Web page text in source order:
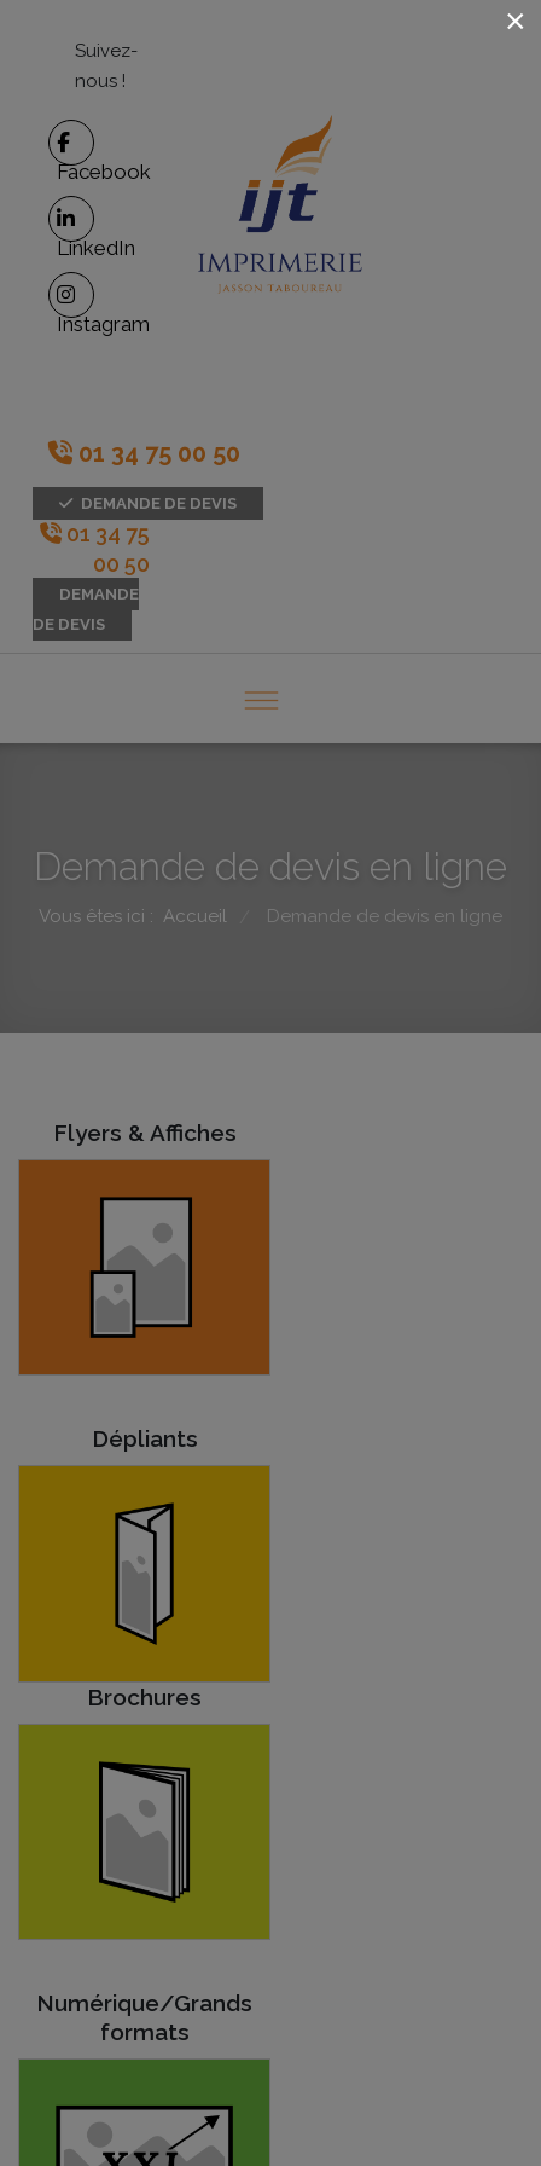
Suivez-
nous !
Facebook
LinkedIn
Instagram
01 34 75 00 50
DEMANDE DE DEVIS
01 34 75
00 50
DEMANDE
DE DEVIS
Demande de devis en ligne
Vous êtes ici : Accueil Demande de devis en ligne
Flyers & Affiches
Dépliants
Brochures
Numérique/Grands
formats
×